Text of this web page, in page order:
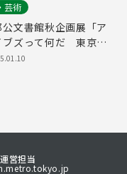
芸術
文書館秋企画展「ア
ブズって何だ 東京都
と所蔵資料の形成
営担当